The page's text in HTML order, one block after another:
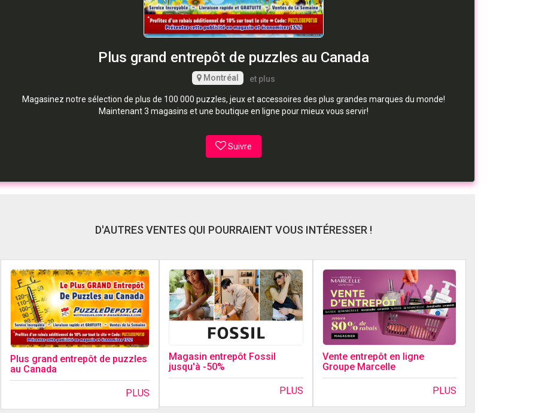
Plus grand entrepôt de puzzles au Canada
Montréal et plus
Magasinez notre sélection de plus de 100 000 puzzles, jeux et accessoires des plus grandes marques du monde!
Maintenant 3 magasins et une boutique en ligne pour mieux vous servir!
Suivre
D'AUTRES VENTES QUI POURRAIENT VOUS INTÉRESSER !
Plus grand entrepôt de puzzles
au Canada
PLUS
Magasin entrepôt Fossil
jusqu'à -50%
PLUS
Vente entrepôt en ligne
Groupe Marcelle
PLUS